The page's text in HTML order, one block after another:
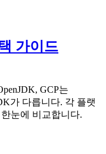
가이드
GCP는
가 다릅니다. 각 플랫
눈에 비교합니다.